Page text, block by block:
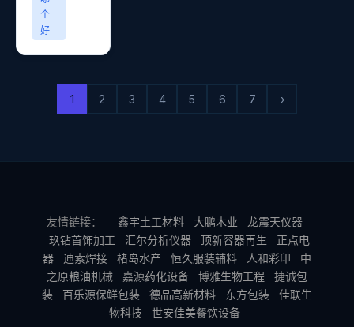
个
好
1 2 3 4 5 6 7 ›
友情链接： 鑫宇土工材料 大鹏木业
龙震天仪器
玖钻首饰加工
汇尔分析仪器 顶新容器再生
正点电
器
迪索焊接 楮岛水产 恒久服装辅料 人和彩印
中
之原粮油机械
嘉源药化设备 博雅生物工程
捷诚包
装
百乐源保鲜包装 德品高新材料 东方包装
佳联生
物科技
世安佳美餐饮设备